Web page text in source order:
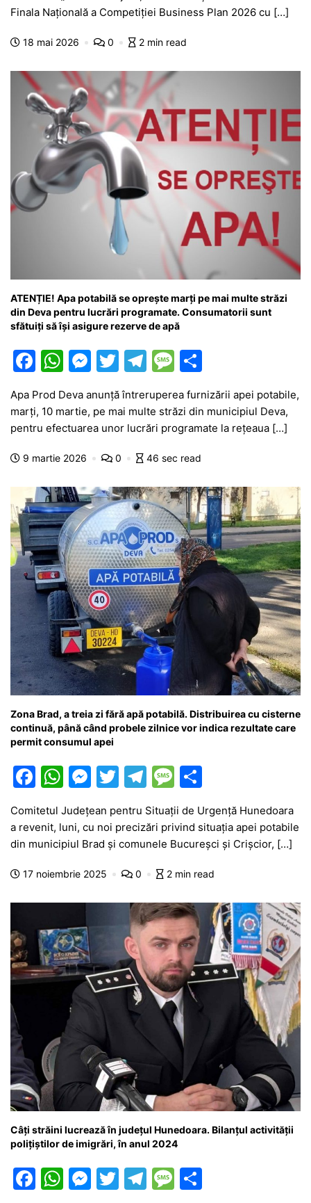
e
b
o
o
k
s
A
p
p
s
e
n
g
er
er gr
a
s
a
g
e
je
ă
Finala Națională a Competiției Business Plan 2026 cu […]
18 mai 2026 0 2 min read
ATENȚIE! Apa potabilă se oprește marți pe mai multe străzi
din Deva pentru lucrări programate. Consumatorii sunt
sfătuiți să își asigure rezerve de apă
F
c
e
b
o
o
k
W
at
s
A
p
M
s
s
e
g
er
T
w
itt
er
T
e
gr
a
m
M
s
s
a
g
e
ar
ta
je
ă
Apa Prod Deva anunță întreruperea furnizării apei potabile,
marți, 10 martie, pe mai multe străzi din municipiul Deva,
pentru efectuarea unor lucrări programate la rețeaua […]
9 martie 2026 0 46 sec read
Zona Brad, a treia zi fără apă potabilă. Distribuirea cu cisterne
continuă, până când probele zilnice vor indica rezultate care
permit consumul apei
F
c
e
b
o
o
k
W
at
s
A
p
p
M
s
s
e
g
er
T
itt
er
T
el
e
gr
a
m
M
e
s
s
a
e
ta
je
a
z
ă
Comitetul Județean pentru Situații de Urgență Hunedoara
a revenit, luni, cu noi precizări privind situația apei potabile
din municipiul Brad și comunele Bucureșci și Crișcior, […]
17 noiembrie 2025 0 2 min read
Câți străini lucrează în județul Hunedoara. Bilanțul activității
polițiștilor de imigrări, în anul 2024
F
W M T
T
M